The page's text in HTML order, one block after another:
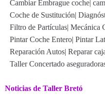
Cambiar Embrague coche
Coche de Sustitución|
Filtro de Partículas| Mecánica
Pintar Coche Entero| Pintar
Reparación Autos| Reparar
Taller Concertado
Noticias de Taller Bretó